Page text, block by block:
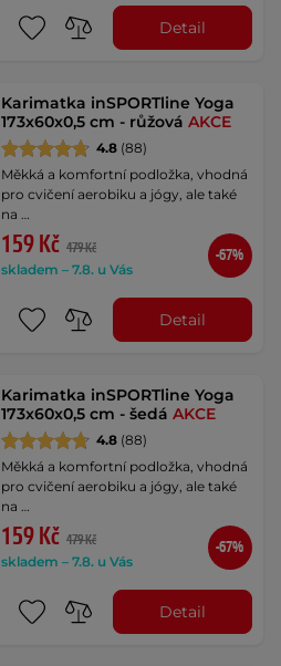
Detail
Karimatka inSPORTline Yoga
173x60x0,5 cm - růžováAKCE
4.8 (88)
Měkká a komfortní podložka, vhodná
pro cvičení aerobiku a jógy, ale také
na …
159 Kč 479 Kč
skladem – 7.8. u Vás
-67%
Detail
Karimatka inSPORTline Yoga
173x60x0,5 cm - šedáAKCE
4.8 (88)
Měkká a komfortní podložka, vhodná
pro cvičení aerobiku a jógy, ale také
na …
159 Kč 479 Kč
skladem – 7.8. u Vás
-67%
Detail